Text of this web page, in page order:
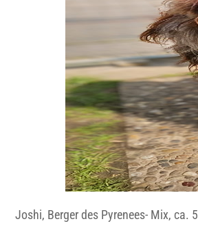
Joshi, Berger des Pyrenees- Mix,